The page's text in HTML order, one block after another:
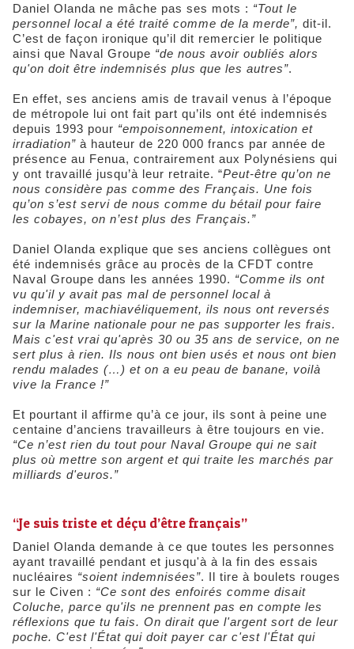
Daniel Olanda ne mâche pas ses mots : “Tout le
personnel local a été traité comme de la merde”, dit-il.
C’est de façon ironique qu’il dit remercier le politique
ainsi que Naval Groupe “de nous avoir oubliés alors
qu'on doit être indemnisés plus que les autres”.
En effet, ses anciens amis de travail venus à l’époque
de métropole lui ont fait part qu’ils ont été indemnisés
depuis 1993 pour “empoisonnement, intoxication et
irradiation” à hauteur de 220 000 francs par année de
présence au Fenua, contrairement aux Polynésiens qui
y ont travaillé jusqu’à leur retraite. “Peut-être qu’on ne
nous considère pas comme des Français. Une fois
qu’on s’est servi de nous comme du bétail pour faire
les cobayes, on n’est plus des Français.”
Daniel Olanda explique que ses anciens collègues ont
été indemnisés grâce au procès de la CFDT contre
Naval Groupe dans les années 1990. “Comme ils ont
vu qu'il y avait pas mal de personnel local à
indemniser, machiavéliquement, ils nous ont reversés
sur la Marine nationale pour ne pas supporter les frais.
Mais c'est vrai qu'après 30 ou 35 ans de service, on ne
sert plus à rien. Ils nous ont bien usés et nous ont bien
rendu malades (…) et on a eu peau de banane, voilà
vive la France !”
Et pourtant il affirme qu’à ce jour, ils sont à peine une
centaine d’anciens travailleurs à être toujours en vie.
“Ce n’est rien du tout pour Naval Groupe qui ne sait
plus où mettre son argent et qui traite les marchés par
milliards d'euros.”
“Je suis triste et déçu d’être français”
Daniel Olanda demande à ce que toutes les personnes
ayant travaillé pendant et jusqu'à à la fin des essais
nucléaires “soient indemnisées”. Il tire à boulets rouges
sur le Civen : “Ce sont des enfoirés comme disait
Coluche, parce qu'ils ne prennent pas en compte les
réflexions que tu fais. On dirait que l'argent sort de leur
poche. C'est l'État qui doit payer car c'est l'État qui